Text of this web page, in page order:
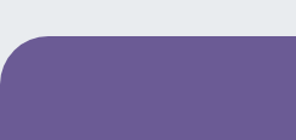
bahis sitesi